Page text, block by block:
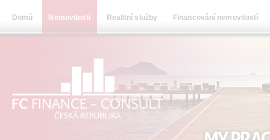
Domů Nemovitosti Realitní služby Financování nemovitostí